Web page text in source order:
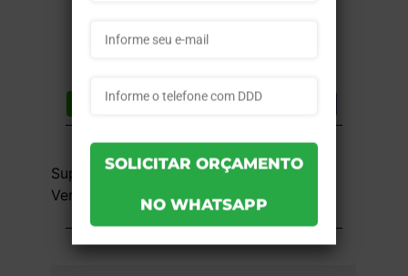
Lista de desejos Compartilhar
Supremo 300g - 4x0 - 15x10 cm - Sem
Verniz - 25 unid
INFORMAÇÕES DO PRODUTO